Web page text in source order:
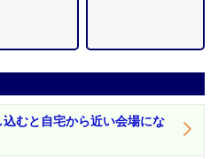
込むと自宅から近い会場にな